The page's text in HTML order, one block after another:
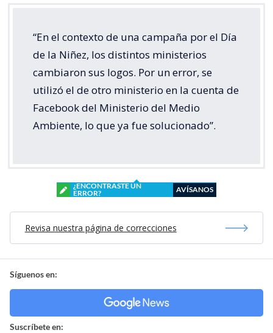
“En el contexto de una campaña por el Día
de la Niñez, los distintos ministerios
cambiaron sus logos. Por un error, se
utilizó el de otro ministerio en la cuenta de
Facebook del Ministerio del Medio
Ambiente, lo que ya fue solucionado”.
¿ENCONTRASTE UN
ERROR?
AVÍSANOS
Revisa nuestra página de correcciones
Síguenos en:
Suscríbete en: